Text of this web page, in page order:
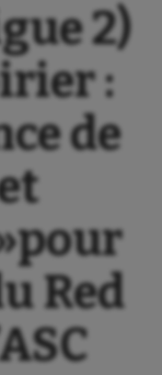
2)
:
de
Red